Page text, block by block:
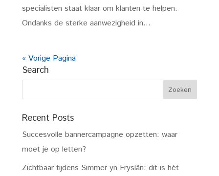
specialisten staat klaar om klanten te helpen.
Ondanks de sterke aanwezigheid in...
« Vorige Pagina
Search
Recent Posts
Succesvolle bannercampagne opzetten: waar
moet je op letten?
Zichtbaar tijdens Simmer yn Fryslân: dit is hét